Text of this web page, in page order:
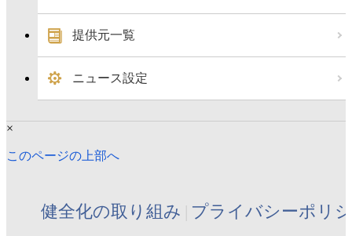
提供元一覧
ニュース設定
×
このページの上部へ
健全化の取り組み プライバシーポリ